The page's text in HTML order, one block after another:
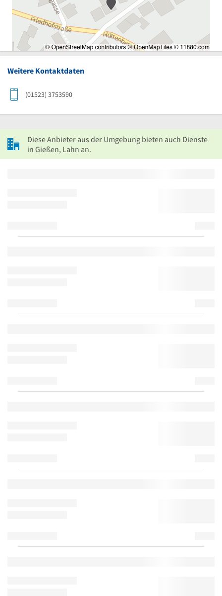
Weitere Kontaktdaten
(01523) 3753590
Diese Anbieter aus der Umgebung bieten auch Dienste
in Gießen, Lahn an.